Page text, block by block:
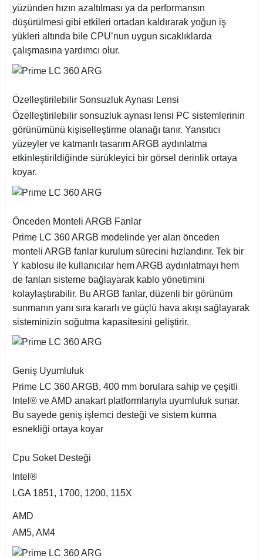
yüzünden hızın azaltılması ya da performansın
düşürülmesi gibi etkileri ortadan kaldırarak yoğun iş
yükleri altında bile CPU’nun uygun sıcaklıklarda
çalışmasına yardımcı olur.
Özelleştirilebilir Sonsuzluk Aynası Lensi
Özelleştirilebilir sonsuzluk aynası lensi PC sistemlerinin
görünümünü kişiselleştirme olanağı tanır. Yansıtıcı
yüzeyler ve katmanlı tasarım ARGB aydınlatma
etkinleştirildiğinde sürükleyici bir görsel derinlik ortaya
koyar.
Önceden Monteli ARGB Fanlar
Prime LC 360 ARGB modelinde yer alan önceden
monteli ARGB fanlar kurulum sürecini hızlandırır. Tek bir
Y kablosu ile kullanıcılar hem ARGB aydınlatmayı hem
de fanları sisteme bağlayarak kablo yönetimini
kolaylaştırabilir. Bu ARGB fanlar, düzenli bir görünüm
sunmanın yanı sıra kararlı ve güçlü hava akışı sağlayarak
sisteminizin soğutma kapasitesini geliştirir.
Geniş Uyumluluk
Prime LC 360 ARGB, 400 mm borulara sahip ve çeşitli
Intel® ve AMD anakart platformlarıyla uyumluluk sunar.
Bu sayede geniş işlemci desteği ve sistem kurma
esnekliği ortaya koyar
Cpu Soket Desteği
Intel®
LGA 1851, 1700, 1200, 115X
AMD
AM5, AM4